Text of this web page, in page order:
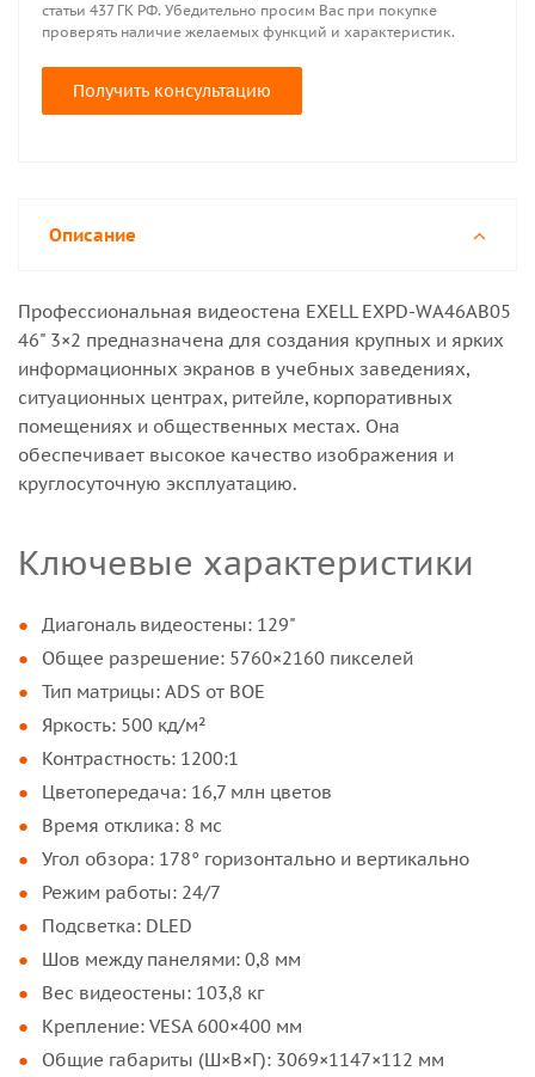
статьи 437 ГК РФ. Убедительно просим Вас при покупке
проверять наличие желаемых функций и характеристик.
Получить консультацию
Описание
Профессиональная видеостена EXELL EXPD-WA46AB05
46" 3×2 предназначена для создания крупных и ярких
информационных экранов в учебных заведениях,
ситуационных центрах, ритейле, корпоративных
помещениях и общественных местах. Она
обеспечивает высокое качество изображения и
круглосуточную эксплуатацию.
Ключевые характеристики
Диагональ видеостены: 129"
Общее разрешение: 5760×2160 пикселей
Тип матрицы: ADS от BOE
Яркость: 500 кд/м²
Контрастность: 1200:1
Цветопередача: 16,7 млн цветов
Время отклика: 8 мс
Угол обзора: 178° горизонтально и вертикально
Режим работы: 24/7
Подсветка: DLED
Шов между панелями: 0,8 мм
Вес видеостены: 103,8 кг
Крепление: VESA 600×400 мм
Общие габариты (Ш×В×Г): 3069×1147×112 мм